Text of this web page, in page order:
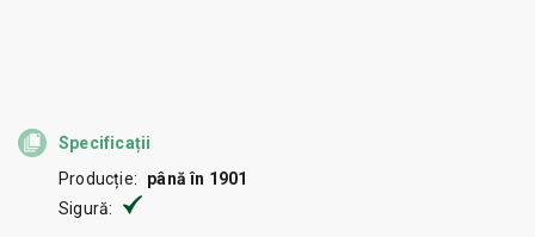
Specificații
Producție:
până în 1901
Sigură: